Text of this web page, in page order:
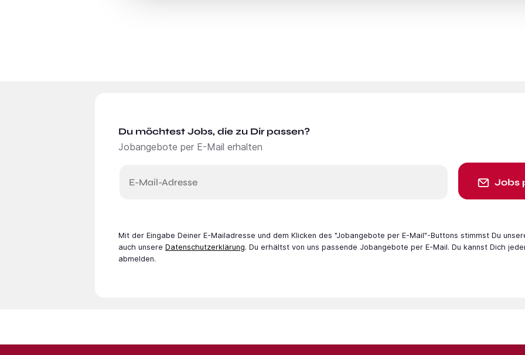
Du möchtest Jobs, die zu Dir passen?
Jobangebote per E-Mail erhalten
E-Mail-Adresse Jobs
Mit der Eingabe Deiner E-Mail­adresse und dem Klicken des "Jobangebote per E-Mail"-Buttons stimmst Du
auch unsere Datenschutzerklärung. Du erhältst von uns passende Jobangebote per E-Mail. Du kannst Dich
abmelden.